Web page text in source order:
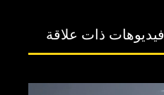
فيديوهات ذات علاقة